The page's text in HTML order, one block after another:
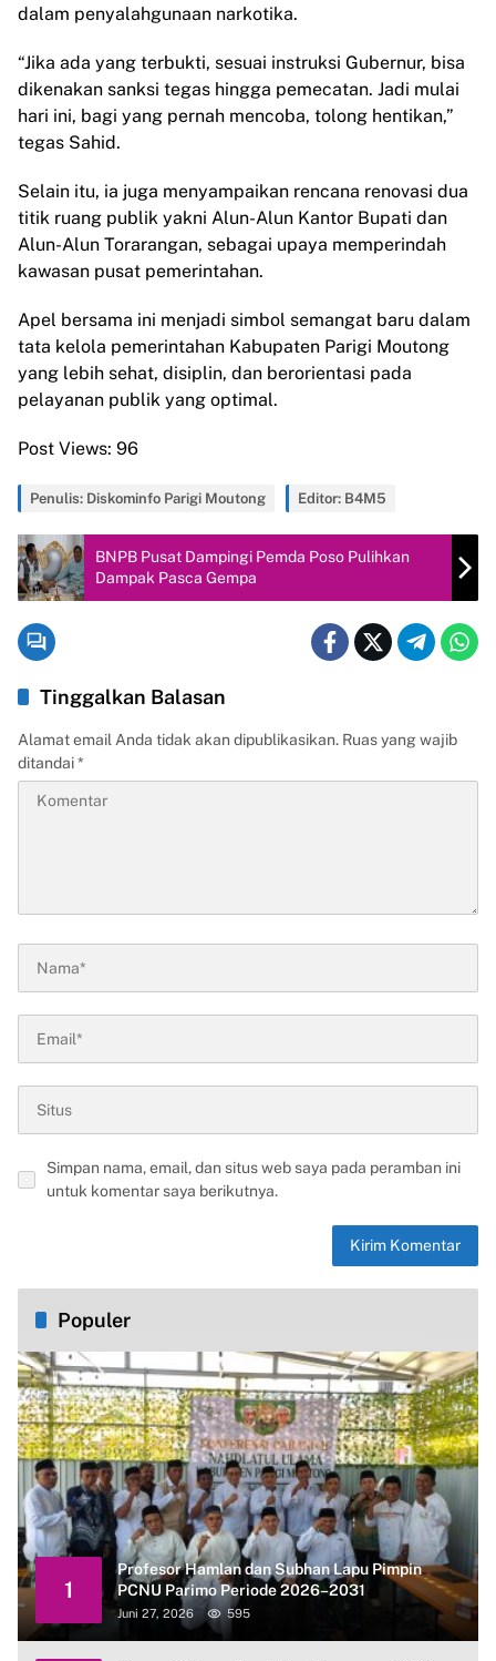
dalam penyalahgunaan narkotika.
“Jika ada yang terbukti, sesuai instruksi Gubernur, bisa
dikenakan sanksi tegas hingga pemecatan. Jadi mulai
hari ini, bagi yang pernah mencoba, tolong hentikan,”
tegas Sahid.
Selain itu, ia juga menyampaikan rencana renovasi dua
titik ruang publik yakni Alun-Alun Kantor Bupati dan
Alun-Alun Torarangan, sebagai upaya memperindah
kawasan pusat pemerintahan.
Apel bersama ini menjadi simbol semangat baru dalam
tata kelola pemerintahan Kabupaten Parigi Moutong
yang lebih sehat, disiplin, dan berorientasi pada
pelayanan publik yang optimal.
Post Views: 96
Penulis: Diskominfo Parigi Moutong Editor: B4M5
BNPB Pusat Dampingi Pemda Poso Pulihkan
Dampak Pasca Gempa
Tinggalkan Balasan
Alamat email Anda tidak akan dipublikasikan. Ruas yang wajib
ditandai*
Simpan nama, email, dan situs web saya pada peramban ini
untuk komentar saya berikutnya.
Populer
1
Profesor Hamlan dan Subhan Lapu Pimpin
PCNU Parimo Periode 2026–2031
Juni 27, 2026 595